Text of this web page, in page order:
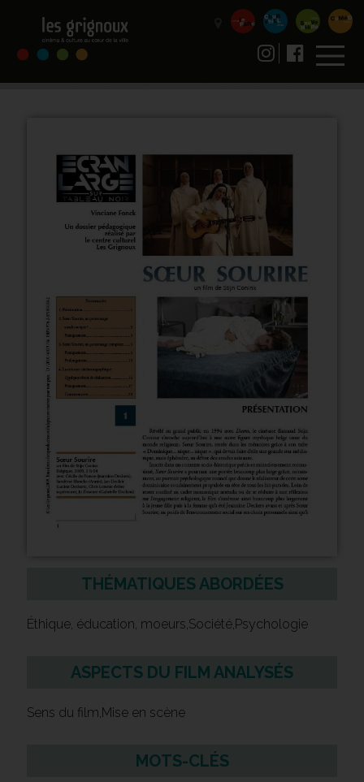
THÉMATIQUES ABORDÉES
Éthique, éducation, moeurs,Société,Psychologie
ASPECTS DU FILM ANALYSÉS
Sens du film,Mise en scène
MOTS-CLÉS